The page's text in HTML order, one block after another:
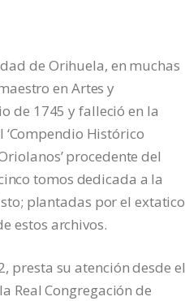
de Orihuela, en muchas
en Artes y
de 1745 y falleció en la
Histórico
procedente del
tomos dedicada a la
plantadas por el extatico
estos archivos.
presta su atención desde el
Real Congregación de